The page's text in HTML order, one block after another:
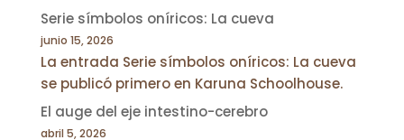
Serie símbolos oníricos: La cueva
junio 15, 2026
La entrada Serie símbolos oníricos: La cueva
se publicó primero en Karuna Schoolhouse.
El auge del eje intestino-cerebro
abril 5, 2026